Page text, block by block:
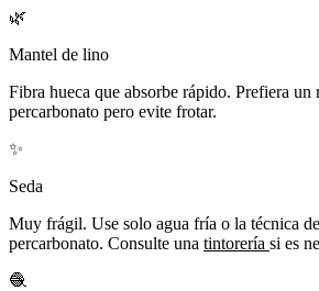
🌿
Mantel de lino
Fibra hueca que absorbe rápido. Prefiera un
percarbonato pero evite frotar.
✨
Seda
Muy frágil. Use solo agua fría o la técnica
percarbonato. Consulte una tintorería si es
🧶